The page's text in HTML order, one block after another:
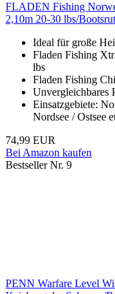
FLADEN Fishing
2,10m 20-30 lbs/
Ideal für große
Fladen Fishing
lbs
Fladen Fishing
Unvergleichbares
Einsatzgebiete:
Nordsee / Ostsee
74,99 EUR
Bei Amazon kaufen
Bestseller Nr. 9
PENN Warfare Level